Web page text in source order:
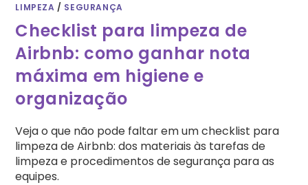
LIMPEZA / SEGURANÇA
Checklist para limpeza de
Airbnb: como ganhar nota
máxima em higiene e
organização
Veja o que não pode faltar em um checklist para
limpeza de Airbnb: dos materiais às tarefas de
limpeza e procedimentos de segurança para as
equipes.